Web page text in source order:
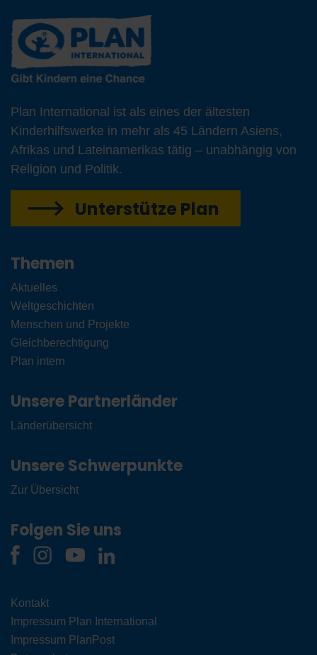
Plan International ist als eines der ältesten
Kinderhilfswerke in mehr als 45 Ländern Asiens,
Afrikas und Lateinamerikas tätig – unabhängig von
Religion und Politik.
Unterstütze Plan
Themen
Aktuelles
Weltgeschichten
Menschen und Projekte
Gleichberechtigung
Plan intern
Unsere Partnerländer
Länderübersicht
Unsere Schwerpunkte
Zur Übersicht
Folgen Sie uns
Kontakt
Impressum Plan International
Impressum PlanPost